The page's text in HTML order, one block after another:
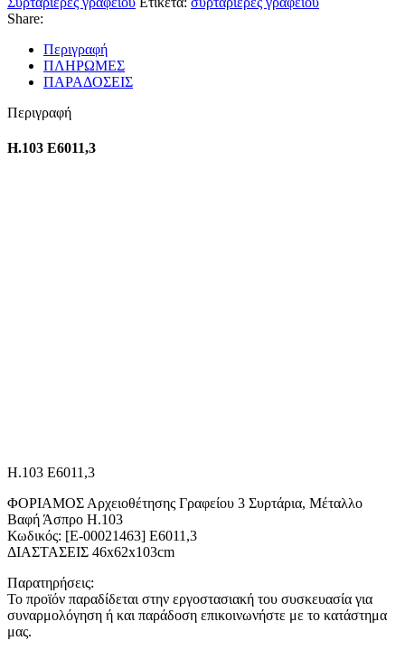
Share:
Περιγραφή
ΠΛΗΡΩΜΕΣ
ΠΑΡΑΔΟΣΕΙΣ
Περιγραφή
H.103 E6011,3
H.103 E6011,3
ΦΟΡΙΑΜΟΣ Αρχειοθέτησης Γραφείου 3 Συρτάρια, Μέταλλο
Βαφή Άσπρο H.103
Κωδικός: [Ε-00021463] Ε6011,3
ΔΙΑΣΤΑΣΕΙΣ 46x62x103cm
Παρατηρήσεις:
Το προϊόν παραδίδεται στην εργοστασιακή του συσκευασία για
συναρμολόγηση ή και παράδοση επικοινωνήστε με το κατάστημα
μας.